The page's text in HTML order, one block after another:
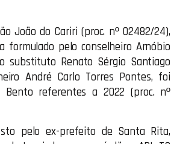
João do Cariri (proc. nº 02482/24),
formulado pelo conselheiro Arnóbio
substituto Renato Sérgio Santiago
André Carlo Torres Pontes, foi
referentes a 2022 (proc. nº
pelo ex-prefeito de Santa Rita,